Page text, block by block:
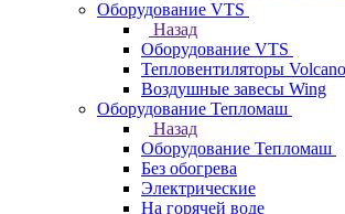
Оборудование VTS
Назад
Оборудование VTS
Тепловентиляторы Volcano
Воздушные завесы Wing
Оборудование Тепломаш
Назад
Оборудование Тепломаш
Без обогрева
Электрические
На горячей воде